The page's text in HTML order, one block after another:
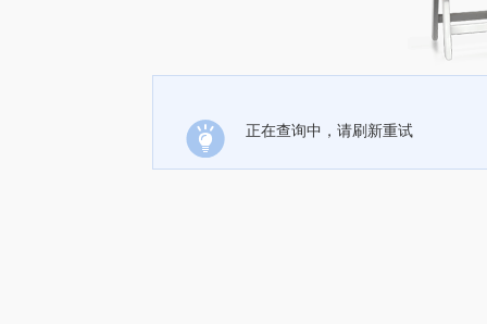
正在查询中，请刷新重试